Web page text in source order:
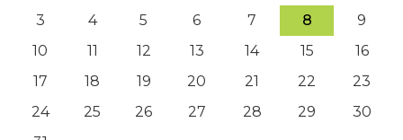
3
4 5 6 7 8
9
10
11 12 13 14 15
16
17
18 19 20 21 22
23
24
25 26 27 28 29
30